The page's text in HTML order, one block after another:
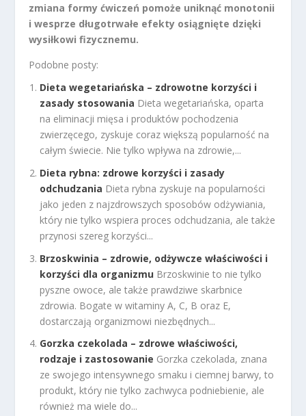
zmiana formy ćwiczeń pomoże uniknąć monotonii
i wesprze długotrwałe efekty osiągnięte dzięki
wysiłkowi fizycznemu.
Podobne posty:
Dieta wegetariańska – zdrowotne korzyści i
zasady stosowania Dieta wegetariańska, oparta
na eliminacji mięsa i produktów pochodzenia
zwierzęcego, zyskuje coraz większą popularność na
całym świecie. Nie tylko wpływa na zdrowie,...
Dieta rybna: zdrowe korzyści i zasady
odchudzania Dieta rybna zyskuje na popularności
jako jeden z najzdrowszych sposobów odżywiania,
który nie tylko wspiera proces odchudzania, ale także
przynosi szereg korzyści...
Brzoskwinia – zdrowie, odżywcze właściwości i
korzyści dla organizmu Brzoskwinie to nie tylko
pyszne owoce, ale także prawdziwe skarbnice
zdrowia. Bogate w witaminy A, C, B oraz E,
dostarczają organizmowi niezbędnych...
Gorzka czekolada – zdrowe właściwości,
rodzaje i zastosowanie Gorzka czekolada, znana
ze swojego intensywnego smaku i ciemnej barwy, to
produkt, który nie tylko zachwyca podniebienie, ale
również ma wiele do...